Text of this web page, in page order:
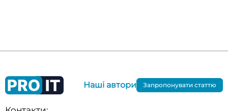
Наші автори Запропонувати статтю